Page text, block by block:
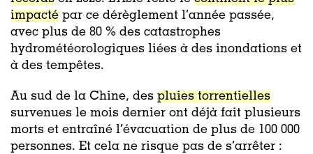
impacté par ce dérèglement l’année passée,
avec plus de 80 % des catastrophes
hydrométéorologiques liées à des inondations et
à des tempêtes.
Au sud de la Chine, des pluies torrentielles
survenues le mois dernier ont déjà fait plusieurs
morts et entraîné l’évacuation de plus de 100 000
personnes. Et cela ne risque pas de s’arrêter :